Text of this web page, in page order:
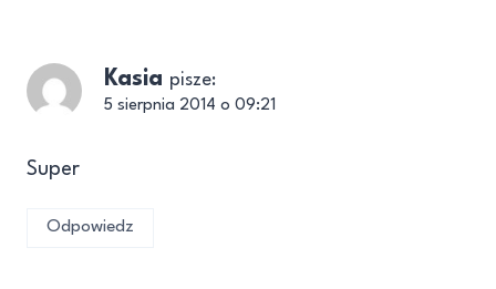
Kasia pisze:
5 sierpnia 2014 o 09:21
Super
Odpowiedz